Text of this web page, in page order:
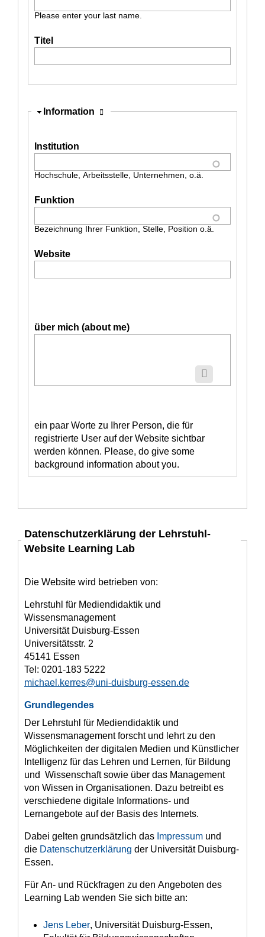
Please enter your last name.
Titel
Ausblenden
Information
Institution
Hochschule, Arbeitsstelle, Unternehmen, o.ä.
Funktion
Bezeichnung Ihrer Funktion, Stelle, Position o.ä.
Website
über mich (about me)
ein paar Worte zu Ihrer Person, die für
registrierte User auf der Website sichtbar
werden können. Please, do give some
background information about you.
Datenschutzerklärung der Lehrstuhl-
Website Learning Lab
Die Website wird betrieben von:
Lehrstuhl für Mediendidaktik und
Wissensmanagement
Universität Duisburg-Essen
Universitätsstr. 2
45141 Essen
Tel: 0201-183 5222
michael.kerres@uni-duisburg-essen.de
Grundlegendes
Der Lehrstuhl für Mediendidaktik und
Wissensmanagement forscht und lehrt zu den
Möglichkeiten der digitalen Medien und Künstlicher
Intelligenz für das Lehren und Lernen, für Bildung
und Wissenschaft sowie über das Management
von Wissen in Organisationen. Dazu betreibt es
verschiedene digitale Informations- und
Lernangebote auf der Basis des Internets.
Dabei gelten grundsätzlich das Impressum und
die Datenschutzerklärung der Universität Duisburg-
Essen.
Für An- und Rückfragen zu den Angeboten des
Learning Lab wenden Sie sich bitte an:
Jens Leber, Universität Duisburg-Essen,